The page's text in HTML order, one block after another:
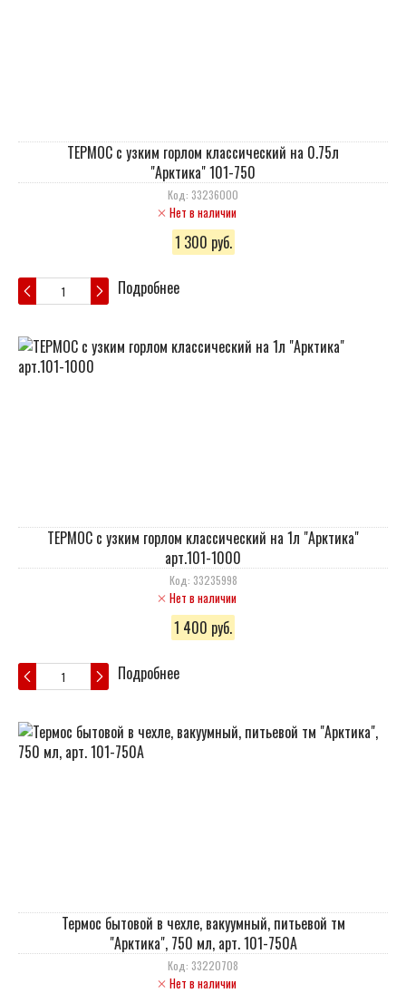
ТЕРМОС с узким горлом классический на 0.75л
"Арктика" 101-750
Код: 33236000
Нет в наличии
1 300 руб.
Подробнее
ТЕРМОС с узким горлом классический на 1л "Арктика"
арт.101-1000
Код: 33235998
Нет в наличии
1 400 руб.
Подробнее
Термос бытовой в чехле, вакуумный, питьевой тм
"Арктика", 750 мл, арт. 101-750А
Код: 33220708
Нет в наличии